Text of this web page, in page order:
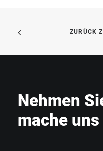
ZURÜCK
Nehmen
mache